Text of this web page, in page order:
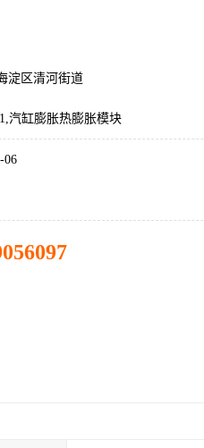
淀区清河街道
汽缸膨胀热膨胀模块
06